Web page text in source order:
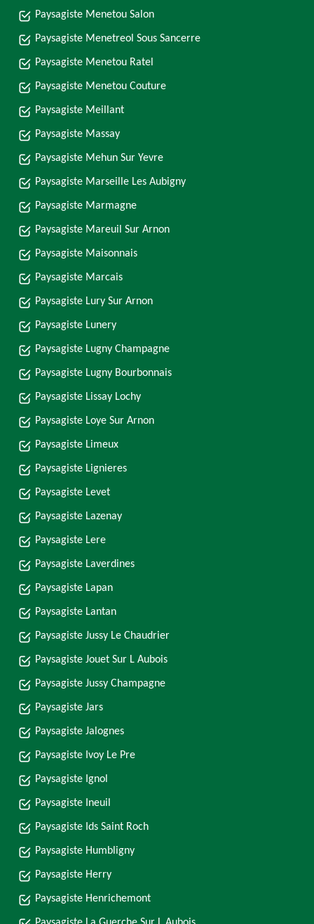
Paysagiste Menetou Salon
Paysagiste Menetreol Sous Sancerre
Paysagiste Menetou Ratel
Paysagiste Menetou Couture
Paysagiste Meillant
Paysagiste Massay
Paysagiste Mehun Sur Yevre
Paysagiste Marseille Les Aubigny
Paysagiste Marmagne
Paysagiste Mareuil Sur Arnon
Paysagiste Maisonnais
Paysagiste Marcais
Paysagiste Lury Sur Arnon
Paysagiste Lunery
Paysagiste Lugny Champagne
Paysagiste Lugny Bourbonnais
Paysagiste Lissay Lochy
Paysagiste Loye Sur Arnon
Paysagiste Limeux
Paysagiste Lignieres
Paysagiste Levet
Paysagiste Lazenay
Paysagiste Lere
Paysagiste Laverdines
Paysagiste Lapan
Paysagiste Lantan
Paysagiste Jussy Le Chaudrier
Paysagiste Jouet Sur L Aubois
Paysagiste Jussy Champagne
Paysagiste Jars
Paysagiste Jalognes
Paysagiste Ivoy Le Pre
Paysagiste Ignol
Paysagiste Ineuil
Paysagiste Ids Saint Roch
Paysagiste Humbligny
Paysagiste Herry
Paysagiste Henrichemont